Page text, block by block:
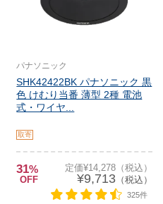
パナソニック
SHK42422BK パナソニック 黒
色 けむり当番 薄型 2種 電池
式・ワイヤ...
取寄
31%
OFF
定価¥14,278（税込）
¥9,713（税込）
325件